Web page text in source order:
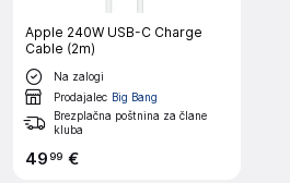
Apple 240W USB-C Charge
Cable (2m)
Na zalogi
Prodajalec Big Bang
Brezplačna poštnina za člane
kluba
4999 €